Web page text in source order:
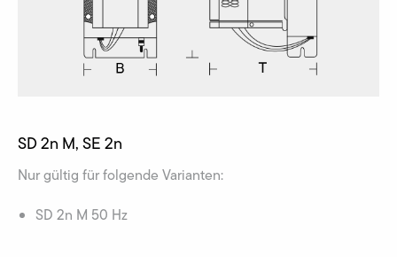
SD 2n M, SE 2n
Nur gültig für folgende Varianten:
SD 2n M 50 Hz